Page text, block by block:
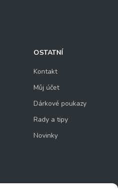
OSTATNÍ
Kontakt
Můj účet
Dárkové poukazy
Rady a tipy
Novinky